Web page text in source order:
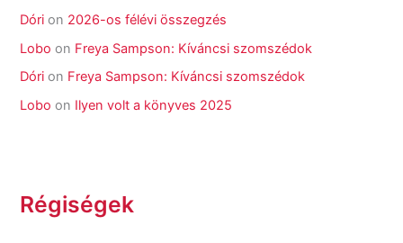
Dóri on 2026-os félévi összegzés
Lobo on Freya Sampson: Kíváncsi szomszédok
Dóri on Freya Sampson: Kíváncsi szomszédok
Lobo on Ilyen volt a könyves 2025
Régiségek